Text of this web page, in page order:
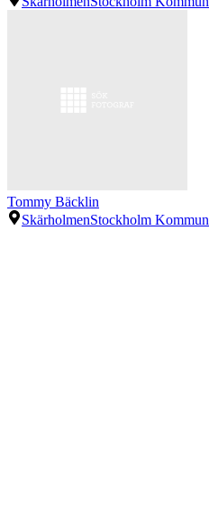
Tommy Bäcklin
SkärholmenStockholm Kommun